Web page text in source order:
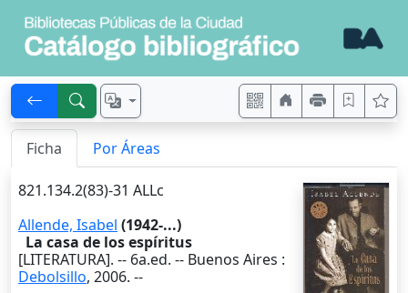
Ficha Por Áreas
821.134.2(83)-31 ALLc
Allende, Isabel (1942-...)
La casa de los espíritus
[LITERATURA]. -- 6a.ed. -- Buenos Aires :
Debolsillo, 2006. --